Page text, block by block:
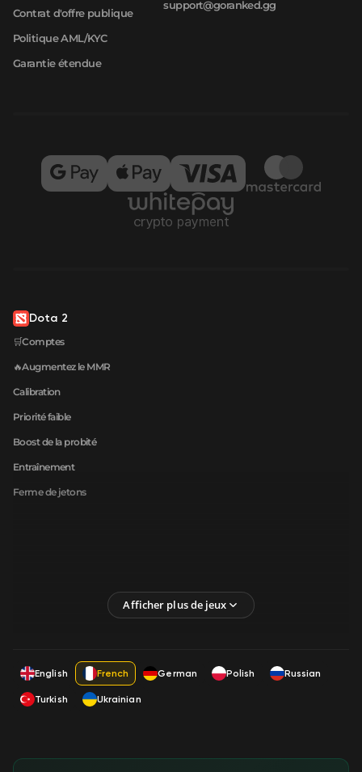
Contrat d'offre publique
Politique AML/KYC
Garantie étendue
support@goranked.gg
Dota 2
🛒Comptes
🔥Augmentez le MMR
Calibration
Priorité faible
Boost de la probité
Entraînement
Ferme de jetons
English French German Polish Russian
Turkish Ukrainian